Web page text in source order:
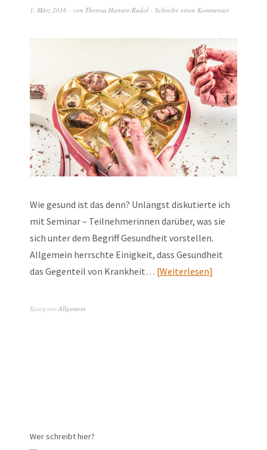
1. März 2016 von Theresa Hansen-Rudol Schreibe einen Kommentar
Wie gesund ist das denn? Unlängst diskutierte ich
mit Seminar – Teilnehmerinnen darüber, was sie
sich unter dem Begriff Gesundheit vorstellen.
Allgemein herrschte Einigkeit, dass Gesundheit
das Gegenteil von Krankheit… Weiterlesen
Kategorie Allgemein
Wer schreibt hier?